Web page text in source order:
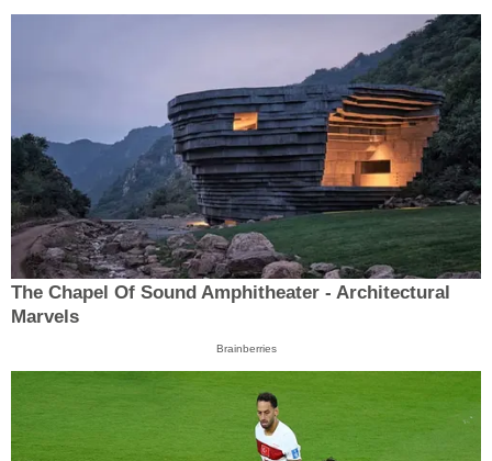
The Chapel Of Sound Amphitheater - Architectural
Marvels
Brainberries